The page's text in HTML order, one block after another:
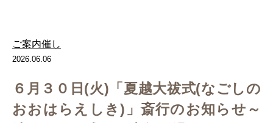
ご案内催し
2026.06.06
６月３０日(火)「夏越大祓式(なごしの
おおはらえしき)」斎行のお知らせ～